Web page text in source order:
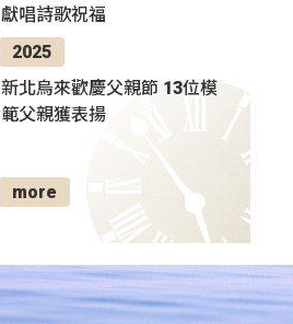
獻唱詩歌祝福
2025
新北烏來歡慶父親節 13位模
範父親獲表揚
more